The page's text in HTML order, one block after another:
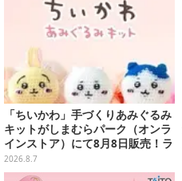
「ちいかわ」手づくりあみぐるみ
キットがしまむらパーク（オンラ
インストア）にて8月8日販売！ラ
インナップ全3種、初心者向きの
編み方で作れちゃう
2026.8.7